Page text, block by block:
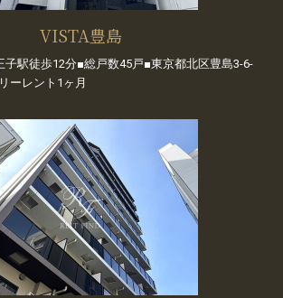
VISTA豊島
子駅徒歩12分■総戸数45戸■東京都北区豊島3-6-
ーレント1ヶ月